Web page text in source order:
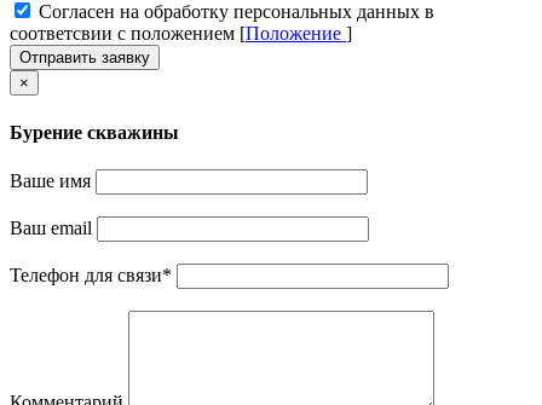
Cогласен на обработку персональных данных в
соответсвии с положением [Положение ]
Отправить заявку
×
Бурение скважины
Ваше имя
Ваш email
Телефон для связи*